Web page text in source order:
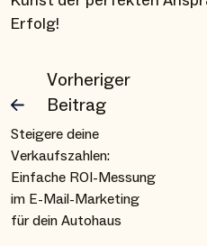
Erfolg!
Vorheriger
Beitrag
Steigere deine
Verkaufszahlen:
Einfache ROI-Messung
im E-Mail-Marketing
für dein Autohaus